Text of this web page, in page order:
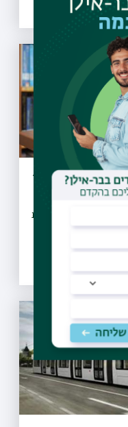
בר-אילן
מאריכות את